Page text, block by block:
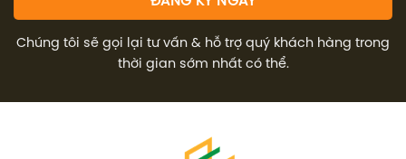
Chúng tôi sẽ gọi lại tư vấn & hỗ trợ quý khách hàng trong
thời gian sớm nhất có thể.